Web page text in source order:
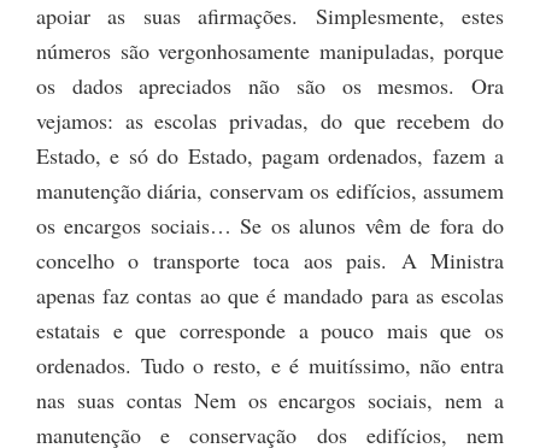
apoiar as suas afirmações. Simplesmente, estes
números são vergonhosamente manipuladas, porque
os dados apreciados não são os mesmos. Ora
vejamos: as escolas privadas, do que recebem do
Estado, e só do Estado, pagam ordenados, fazem a
manutenção diária, conservam os edifícios, assumem
os encargos sociais… Se os alunos vêm de fora do
concelho o transporte toca aos pais. A Ministra
apenas faz contas ao que é mandado para as escolas
estatais e que corresponde a pouco mais que os
ordenados. Tudo o resto, e é muitíssimo, não entra
nas suas contas Nem os encargos sociais, nem a
manutenção e conservação dos edifícios, nem